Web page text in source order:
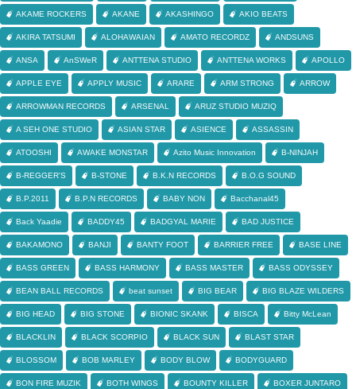
AKAME ROCKERS AKANE AKASHINGO AKIO BEATS
AKIRA TATSUMI ALOHAWAIAN AMATO RECORDZ ANDSUNS
ANSA AnSWeR ANTTENA STUDIO ANTTENA WORKS APOLLO
APPLE EYE APPLY MUSIC ARARE ARM STRONG ARROW
ARROWMAN RECORDS ARSENAL ARUZ STUDIO MUZIQ
A SEH ONE STUDIO ASIAN STAR ASIENCE ASSASSIN
ATOOSHI AWAKE MONSTAR Azito Music Innovation B-NINJAH
B-REGGER'S B-STONE B.K.N RECORDS B.O.G SOUND
B.P.2011 B.P.N RECORDS BABY NON Bacchanal45
Back Yaadie BADDY45 BADGYAL MARIE BAD JUSTICE
BAKAMONO BANJI BANTY FOOT BARRIER FREE BASE LINE
BASS GREEN BASS HARMONY BASS MASTER BASS ODYSSEY
BEAN BALL RECORDS beat sunset BIG BEAR BIG BLAZE WILDERS
BIG HEAD BIG STONE BIONIC SKANK BISCA Bitty McLean
BLACKLIN BLACK SCORPIO BLACK SUN BLAST STAR
BLOSSOM BOB MARLEY BODY BLOW BODYGUARD
BON FIRE MUZIK BOTH WINGS BOUNTY KILLER BOXER JUNTARO